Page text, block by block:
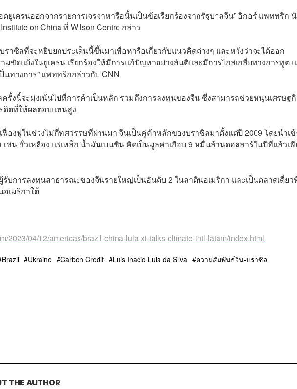
ยูเครนออกจากรายการเจรจาหารือนั้นเป็นข้อเรียกร้องจากรัฐบาลจีน” อิกอร์ แพททริก
on China ที่ Wilson Centre กล่าว
ราซิลที่จะหยิบยกประเด็นนี้ขึ้นมาเพื่อหารือเกี่ยวกับแนวคิดต่างๆ และหวังว่าจะได้ออก
ขัดแย้งในยูเครน เรียกร้องให้มีการแก้ปัญหาอย่างสันติและมีการไกล่เกลี่ยทางการทูต
นทางการ” แพททริกกล่าวกับ CNN
รั้งนี้จะมุ่งเน้นไปที่การค้าเป็นหลัก รวมถึงการลงทุนของจีน ซึ่งสามารถช่วยหนุนเศรษฐ
ดิตที่ให้ผลตอบแทนสูง
ฟื่องฟูในช่วงไม่กี่ทศวรรษที่ผ่านมา จีนเป็นคู่ค้าหลักของบราซิลมาตั้งแต่ปี 2009 โดยนำเ
น ถั่วเหลือง แร่เหล็ก น้ำมันเบนซิน คิดเป็นมูลค่าเกือบ 9 หมื่นล้านดอลลาร์ในปีที่แล้วเพี
บการลงทุนสาธารณะของจีนรายใหญ่เป็นอันดับ 2 ในลาตินอเมริกา และเป็นตลาดเดี่ยว
เมริกาใต้
2023/04/12/americas/brazil-china-lula-xi-talks-climate-intl-latam/index.html
Brazil Ukraine Carbon Credit Luis Inacio Lula da Silva ความสัมพันธ์จีน-บราซิล
THE AUTHOR